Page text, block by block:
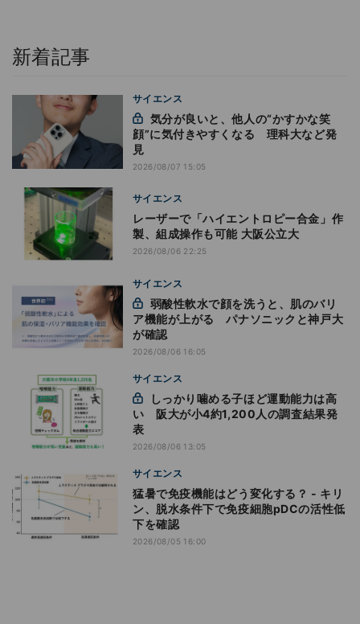
新着記事
サイエンス
顔”に気付きやすくなる 理科大など発
見
2026/08/07 15:05
サイエンス
レーザーで「ハイエントロピー合金」作
製、組成操作も可能 大阪公立大
2026/08/06 22:25
サイエンス
ア機能が上がる パナソニックと神戸大
が確認
2026/08/06 16:05
サイエンス
い 阪大が小4約1,200人の調査結果発
表
2026/08/06 13:05
サイエンス
猛暑で免疫機能はどう変化する？ - キリ
ン、脱水条件下で免疫細胞pDCの活性低
下を確認
2026/08/05 16:00